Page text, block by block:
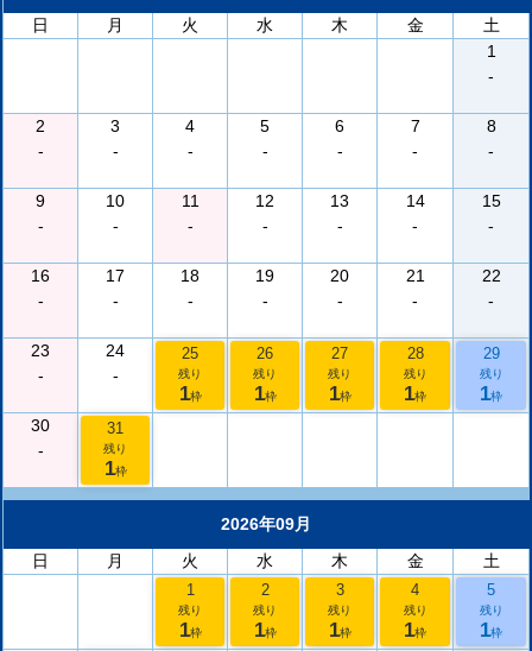
日
月 火 水 木 金
土
1
-
2
-
3
-
4
-
5
-
6
-
7
-
8
-
9
-
10
-
11
-
12
-
13
-
14
-
15
-
16
-
17
-
18
-
19
-
20
-
21
-
22
-
23
-
24
-
25
残り
1枠
26
残り
1枠
27
残り
1枠
28
残り
1枠
29
残り
1枠
30
-
31
残り
1枠
2026年09月
日
月 火 水 木 金 土
1
残り
1枠
2
残り
1枠
3
残り
1枠
4
残り
1枠
5
残り
1枠